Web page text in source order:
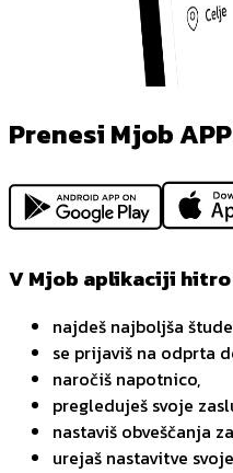
Prenesi Mjob APP
V Mjob aplikaciji
najdeš najboljša
se prijaviš na odprta
naročiš napotnico,
pregleduješ svoje
nastaviš obveščanja
urejaš nastavitve